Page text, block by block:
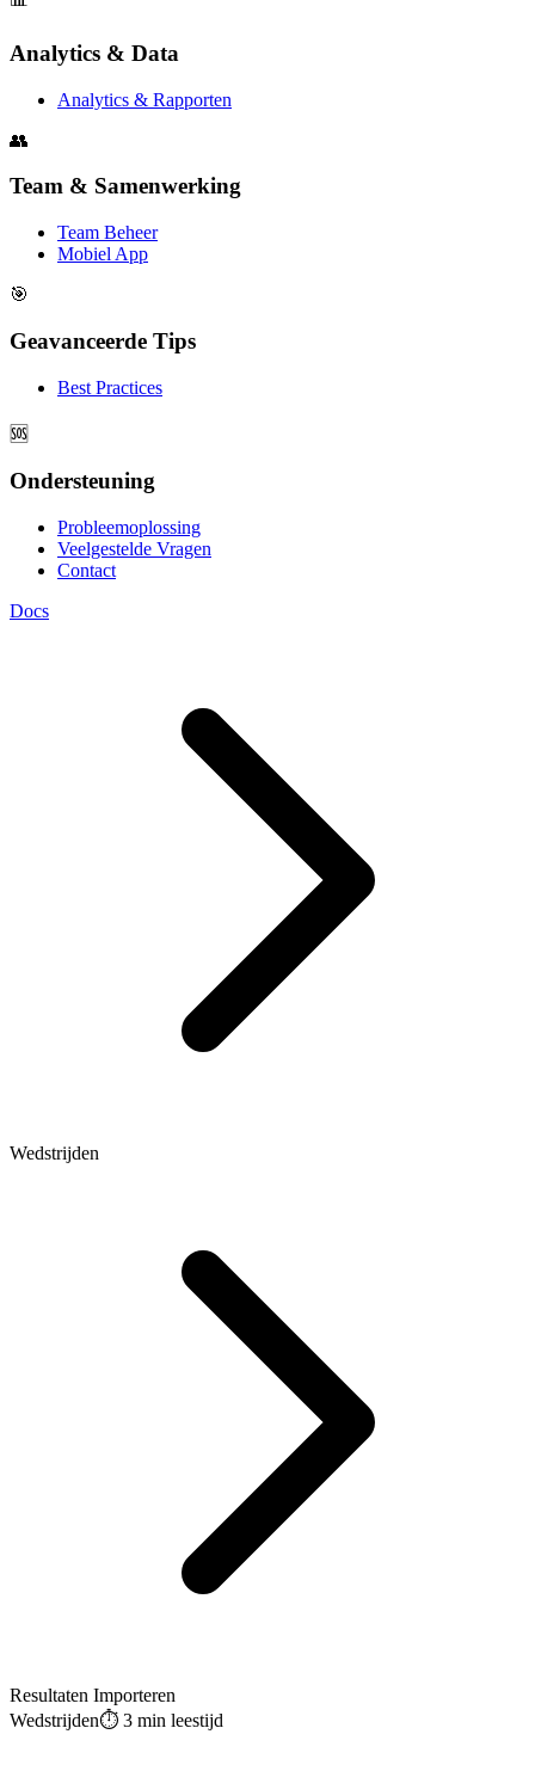
Analytics & Data
Analytics & Rapporten
👥
Team & Samenwerking
Team Beheer
Mobiel App
🎯
Geavanceerde Tips
Best Practices
🆘
Ondersteuning
Probleemoplossing
Veelgestelde Vragen
Contact
Docs
Wedstrijden
Resultaten Importeren
Wedstrijden⏱️ 3 min leestijd